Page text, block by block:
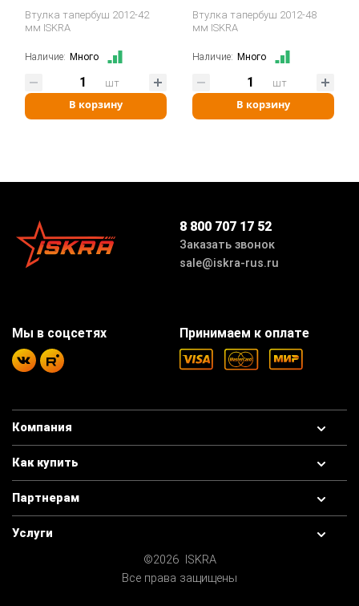
Втулка тапербуш 2012-42
мм ISKRA
Наличие: Много
В корзину
шт
Втулка тапербуш 2012-48
мм ISKRA
Наличие: Много
В корзину
шт
8 800 707 17 52
Заказать звонок
sale@iskra-rus.ru
Компания
Как купить
Партнерам
Услуги
©2026 ISKRA
Все права защищены
Принимаем к оплате
Мы в соцсетях